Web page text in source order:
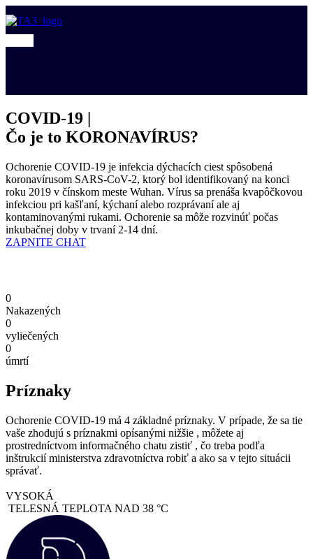
COVID-19 |
Čo je to KORONAVÍRUS?
Ochorenie COVID-19 je infekcia dýchacích ciest spôsobená
koronavírusom SARS-CoV-2, ktorý bol identifikovaný na konci
roku 2019 v čínskom meste Wuhan. Vírus sa prenáša kvapôčkovou
infekciou pri kašľaní, kýchaní alebo rozprávaní ale aj
kontaminovanými rukami. Ochorenie sa môže rozvinúť počas
inkubačnej doby v trvaní 2-14 dní.
ZAPNITE CHAT
0
Nakazených
0
vyliečených
0
úmrtí
Príznaky
Ochorenie COVID-19 má 4 základné príznaky. V prípade, že sa tie
vaše zhodujú s príznakmi opísanými nižšie , môžete aj
prostredníctvom informačného chatu zistiť , čo treba podľa
inštrukcií ministerstva zdravotníctva robiť a ako sa v tejto situácii
správať.
VYSOKÁ
TELESNÁ TEPLOTA NAD 38 °C